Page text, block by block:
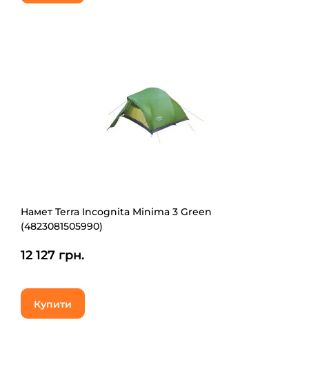
Намет Terra Incognita Minima 3 Green
(4823081505990)
12 127 грн.
Купити